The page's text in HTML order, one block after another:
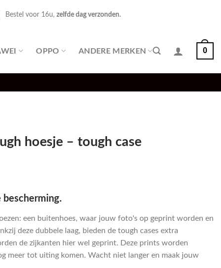
Bestel voor 16u, zelfde dag verzonden.
OPPO ANDERE MERKEN 0
hoesje – tough case
bescherming.
een buitenhoes, waar jouw foto's op geprint worden en
deze dubbele laag, bieden de tough cases extra
de zijkanten hier wel geprint. Deze prints worden
meer tot uiting komen. Wacht niet langer en maak jouw